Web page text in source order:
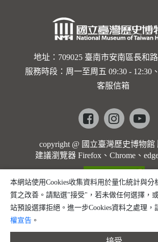
地址：709025 臺南市安南區長和
服務時段：周一至周五 09:30 - 12:30
客服信箱
Facebookinstagram
copyright @ 國立臺灣歷史博物館
建議瀏覽器 Firefox、Chrome、
本網站使用Cookies收集資料用於量化統計與分
質之改善。請點選"接受"，若未做任何選擇，
站預設選擇拒絕。進一步Cookies資料之處理，
權宣告 。